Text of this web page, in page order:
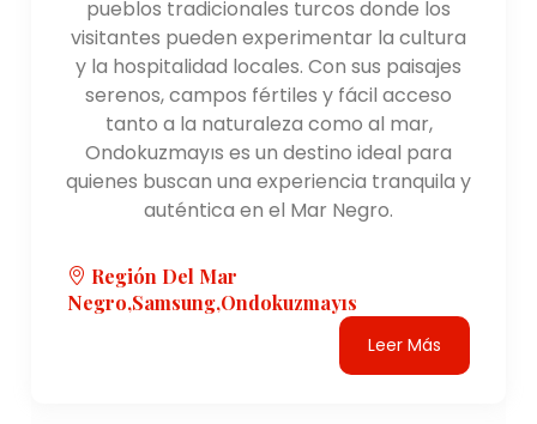
pueblos tradicionales turcos donde los
visitantes pueden experimentar la cultura
y la hospitalidad locales. Con sus paisajes
serenos, campos fértiles y fácil acceso
tanto a la naturaleza como al mar,
Ondokuzmayıs es un destino ideal para
quienes buscan una experiencia tranquila y
auténtica en el Mar Negro.
Región Del Mar
Negro,Samsung,Ondokuzmayıs
Leer Más